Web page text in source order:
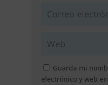
Guarda mi
electrónico y web